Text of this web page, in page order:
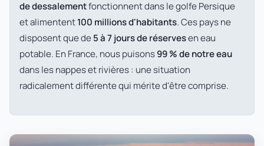
de dessalementfonctionnent dans le golfe Persique
et alimentent100 millions d'habitants. Ces pays ne
disposent que de5 à 7 jours de réservesen eau
potable. En France, nous puisons99 % de notre eau
dans les nappes et rivières : une situation
radicalement différente qui mérite d'être comprise.